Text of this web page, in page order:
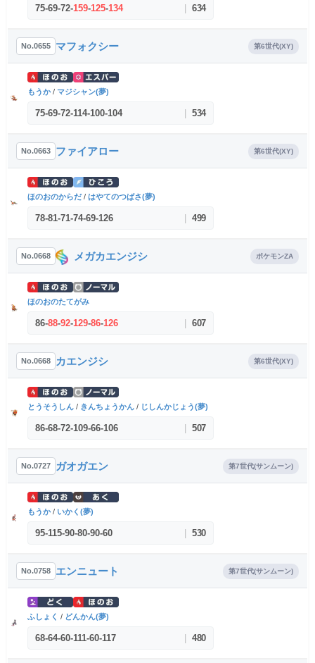
75-69-72-159-125-134 634
No.0655 マフォクシー 第6世代(XY)
もうか/ マジシャン(夢)
75-69-72-114-100-104 534
No.0663 ファイアロー 第6世代(XY)
ほのおのからだ / はやてのつばさ(夢)
78-81-71-74-69-126 499
No.0668 メガカエンジシ ポケモンZA
ほのおのたてがみ
86-88-92-129-86-126 607
No.0668 カエンジシ 第6世代(XY)
とうそうしん / きんちょうかん / じしんかじょう(夢)
86-68-72-109-66-106 507
No.0727 ガオガエン 第7世代(サンムーン)
もうか/ いかく(夢)
95-115-90-80-90-60 530
No.0758 エンニュート 第7世代(サンムーン)
ふしょく / どんかん(夢)
68-64-60-111-60-117 480